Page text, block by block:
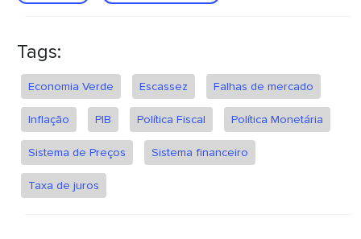
Tags:
Economia Verde Escassez Falhas de mercado
Inflação PIB Política Fiscal Política Monetária
Sistema de Preços Sistema financeiro
Taxa de juros